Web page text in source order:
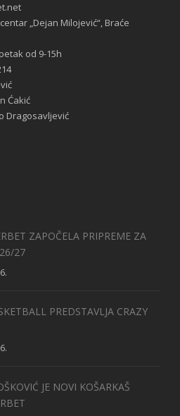
„Dejan Milojević“, Braće
od 9-15h
Ćakić
Dragosavljević
ZAPOČELA PRIPREME ZA
27
PREDSTAVLJA CRAZY
JE NOVI KOŠARKAŠ